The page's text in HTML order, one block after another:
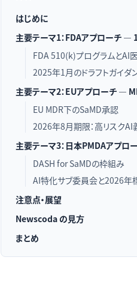
はじめに
主要テーマ1：FDAアプローチ —
FDA 510(k)プログラムとAI
2025年1月のドラフトガイダ
主要テーマ2：EUアプローチ —
EU MDR下のSaMD承認
2026年8月期限：高リスクAI
主要テーマ3：日本PMDAアプ
DASH for SaMDの枠組み
AI特化サブ委員会と2026年
注意点・展望
Newscoda の見方
まとめ